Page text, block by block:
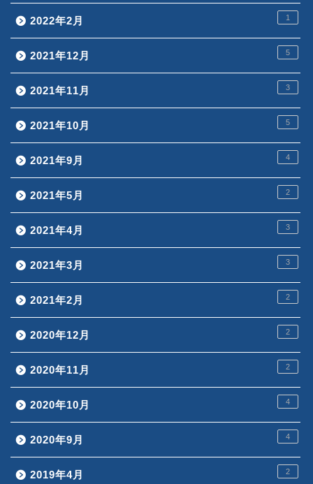
2022年2月 1
2021年12月 5
2021年11月 3
2021年10月 5
2021年9月 4
2021年5月 2
2021年4月 3
2021年3月 3
2021年2月 2
2020年12月 2
2020年11月 2
2020年10月 4
2020年9月 4
2019年4月 2